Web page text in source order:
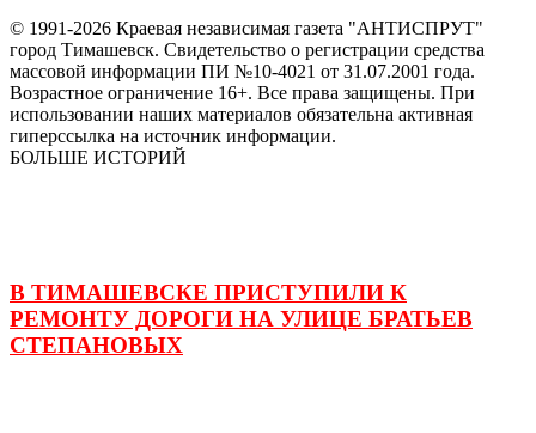
© 1991-2026 Краевая независимая газета "АНТИСПРУТ"
город Тимашевск. Свидетельство о регистрации средства
массовой информации ПИ №10-4021 от 31.07.2001 года.
Возрастное ограничение 16+. Все права защищены. При
использовании наших материалов обязательна активная
гиперссылка на источник информации.
БОЛЬШЕ ИСТОРИЙ
В ТИМАШЕВСКЕ ПРИСТУПИЛИ К
РЕМОНТУ ДОРОГИ НА УЛИЦЕ БРАТЬЕВ
СТЕПАНОВЫХ